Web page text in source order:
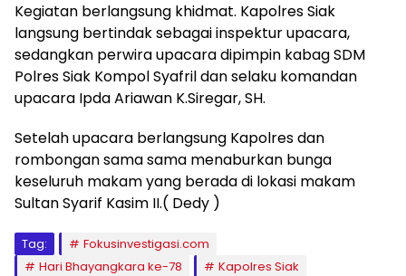
Kegiatan berlangsung khidmat. Kapolres Siak
langsung bertindak sebagai inspektur upacara,
sedangkan perwira upacara dipimpin kabag SDM
Polres Siak Kompol Syafril dan selaku komandan
upacara Ipda Ariawan K.Siregar, SH.
Setelah upacara berlangsung Kapolres dan
rombongan sama sama menaburkan bunga
keseluruh makam yang berada di lokasi makam
Sultan Syarif Kasim II.( Dedy )
Tag:
Fokusinvestigasi.com
Hari Bhayangkara ke-78
Kapolres Siak